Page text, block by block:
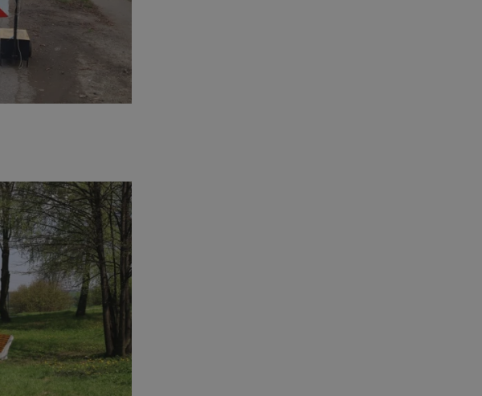
Opis
Ten plik cookie przechowuje identyfikator sesji.
Ten plik cookie przechowuje identyfikator sesji.
Ten plik cookie przechowuje identyfikator sesji.
temu użytkownik nie musi ponownie
konfigurować swoich preferencji, co zwiększa
wygodę i zgodność z regulacjami ochrony
danych.
Rejestruje, który klaster serwerów obsługuje
gościa. Jest to używane w kontekście
równoważenia obciążenia w celu optymalizacji
doświadczenia użytkownika.
Ten plik cookie jest używany przez usługę
Cookie-Script.com do zapamiętywania
preferencji dotyczących zgody użytkownika na
pliki cookie. Jest to konieczne, aby baner cookie
Cookie-Script.com działał poprawnie.
Ten plik cookie służy do rozróżniania ludzi i
botów. Jest to korzystne dla strony internetowej,
ponieważ umożliwia tworzenie ważnych